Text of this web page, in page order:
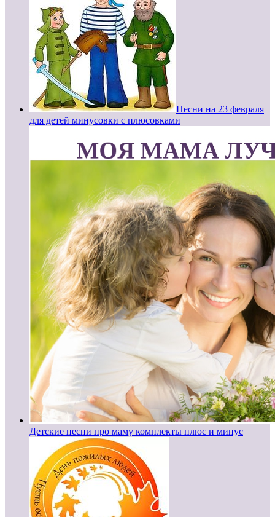
Песни на 23 февраля
для детей минусовки с плюсовками
Детские песни про маму комплекты плюс и минус